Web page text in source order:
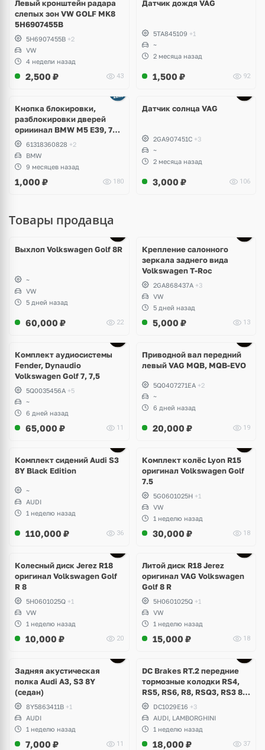
Левый кронштейн радара
слепых зон VW GOLF MK8
5H6907455B
5H6907455B +2
VW
4 недели назад
2,500 ₽ 43
Датчик дождя VAG
5TA845109 +1
~
2 месяца назад
1,500 ₽ 92
Кнопка блокировки,
разблокировки дверей
орииинал BMW M5 E39, 7
E3861318360828 +2
BMW
9 месяцев назад
1,000 ₽ 180
Датчик солнца VAG
2GA907451C +3
~
2 месяца назад
3,000 ₽ 106
Товары продавца
Выхлоп Volkswagen Golf 8R
~
VW
5 дней назад
60,000 ₽ 22
Крепление салонного
зеркала заднего вида
Volkswagen T-Roc
2GA868437A +3
VW
5 дней назад
5,000 ₽ 13
Комплект аудиосистемы
Fender, Dynaudio
Volkswagen Golf 7, 7,5
5Q0035456A +5
~
6 дней назад
65,000 ₽ 11
Приводной вал передний
левый VAG MQB, MQB-EVO
5Q0407271EA +2
~
6 дней назад
20,000 ₽ 19
Комплект сидений Audi S3
8Y Black Edition
~
AUDI
1 неделю назад
110,000 ₽ 36
Комплект колёс Lyon R15
оригинал Volkswagen Golf
7.5
5G0601025H +1
VW
1 неделю назад
30,000 ₽ 18
Колесный диск Jerez R18
оригинал Volkswagen Golf
R 8
5H0601025Q +1
VW
1 неделю назад
10,000 ₽ 20
Литой диск R18 Jerez
оригинал VAG Volkswagen
Golf 8 R
5H0601025Q +1
VW
1 неделю назад
15,000 ₽ 18
Задняя акустическая
полка Audi A3, S3 8Y
(седан)
8Y5863411B +1
AUDI
1 неделю назад
7,000 ₽ 11
DC Brakes RT.2 передние
тормозные колодки RS4,
RS5, RS6, R8, RSQ3, RS3 8V
(комплект 8 шт)
DC1029E16 +3
AUDI, LAMBORGHINI
1 неделю назад
18,000 ₽ 37